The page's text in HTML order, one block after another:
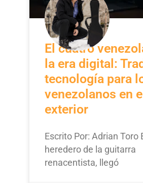
El cuatro
la era digital:
tecnología para
venezolanos en el
exterior
Escrito Por: Adrian Toro
heredero de la guitarra
renacentista, llegó